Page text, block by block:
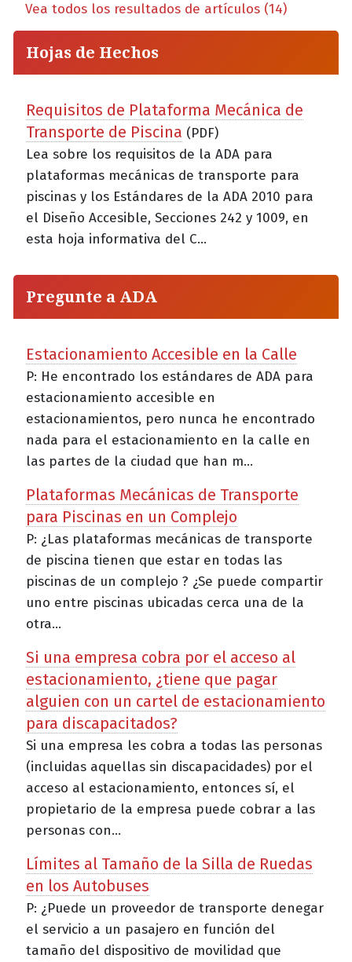
Vea todos los resultados de artículos (14)
Hojas de Hechos
Requisitos de Plataforma Mecánica de
Transporte de Piscina (PDF)
Lea sobre los requisitos de la ADA para
plataformas mecánicas de transporte para
piscinas y los Estándares de la ADA 2010 para
el Diseño Accesible, Secciones 242 y 1009, en
esta hoja informativa del C...
Pregunte a ADA
Estacionamiento Accesible en la Calle
P: He encontrado los estándares de ADA para
estacionamiento accesible en
estacionamientos, pero nunca he encontrado
nada para el estacionamiento en la calle en
las partes de la ciudad que han m...
Plataformas Mecánicas de Transporte
para Piscinas en un Complejo
P: ¿Las plataformas mecánicas de transporte
de piscina tienen que estar en todas las
piscinas de un complejo ? ¿Se puede compartir
uno entre piscinas ubicadas cerca una de la
otra...
Si una empresa cobra por el acceso al
estacionamiento, ¿tiene que pagar
alguien con un cartel de estacionamiento
para discapacitados?
Si una empresa les cobra a todas las personas
(incluidas aquellas sin discapacidades) por el
acceso al estacionamiento, entonces sí, el
propietario de la empresa puede cobrar a las
personas con...
Límites al Tamaño de la Silla de Ruedas
en los Autobuses
P: ¿Puede un proveedor de transporte denegar
el servicio a un pasajero en función del
tamaño del dispositivo de movilidad que